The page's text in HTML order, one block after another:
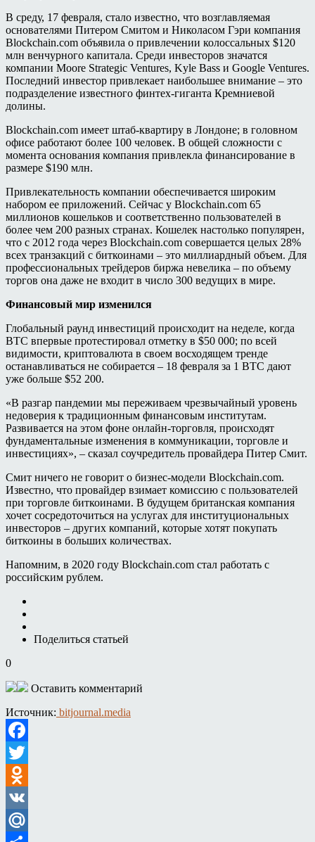
В среду, 17 февраля, стало известно, что возглавляемая
основателями Питером Смитом и Николасом Гэри компания
Blockchain.com объявила о привлечении колоссальных $120
млн венчурного капитала. Среди инвесторов значатся
компании Moore Strategic Ventures, Kyle Bass и Google Ventures.
Последний инвестор привлекает наибольшее внимание – это
подразделение известного финтех-гиганта Кремниевой
долины.
Blockchain.com имеет штаб-квартиру в Лондоне; в головном
офисе работают более 100 человек. В общей сложности с
момента основания компания привлекла финансирование в
размере $190 млн.
Привлекательность компании обеспечивается широким
набором ее приложений. Сейчас у Blockchain.com 65
миллионов кошельков и соответственно пользователей в
более чем 200 разных странах. Кошелек настолько популярен,
что с 2012 года через Blockchain.com совершается целых 28%
всех транзакций с биткоинами – это миллиардный объем. Для
профессиональных трейдеров биржа невелика – по объему
торгов она даже не входит в число 300 ведущих в мире.
Финансовый мир изменился
Глобальный раунд инвестиций происходит на неделе, когда
BTC впервые протестировал отметку в $50 000; по всей
видимости, криптовалюта в своем восходящем тренде
останавливаться не собирается – 18 февраля за 1 BTC дают
уже больше $52 200.
«В разгар пандемии мы переживаем чрезвычайный уровень
недоверия к традиционным финансовым институтам.
Развивается на этом фоне онлайн-торговля, происходят
фундаментальные изменения в коммуникации, торговле и
инвестициях», – сказал соучредитель провайдера Питер Смит.
Смит ничего не говорит о бизнес-модели Blockchain.com.
Известно, что провайдер взимает комиссию с пользователей
при торговле биткоинами. В будущем британская компания
хочет сосредоточиться на услугах для институциональных
инвесторов – других компаний, которые хотят покупать
биткоины в больших количествах.
Напомним, в 2020 году Blockchain.com стал работать с
российским рублем.
Поделиться статьей
0
Оставить комментарий
Источник: bitjournal.media
Facebook
Twitter
Odnoklassniki
VK